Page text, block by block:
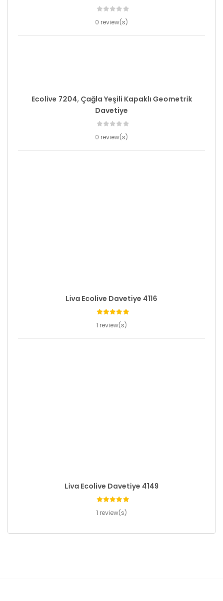
0 review(s)
Ecolive 7204, Çağla Yeşili Kapaklı Geometrik
Davetiye
0 review(s)
Liva Ecolive Davetiye 4116
1 review(s)
Liva Ecolive Davetiye 4149
1 review(s)